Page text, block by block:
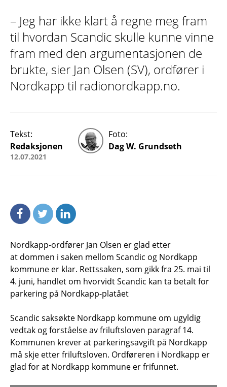
– Jeg har ikke klart å regne meg fram
til hvordan Scandic skulle kunne vinne
fram med den argumentasjonen de
brukte, sier Jan Olsen (SV), ordfører i
Nordkapp til radionordkapp.no.
Tekst:
Redaksjonen
Foto:
Dag W. Grundseth
12.07.2021
Nordkapp-ordfører Jan Olsen er glad etter
at dommen i saken mellom Scandic og Nordkapp
kommune er klar. Rettssaken, som gikk fra 25. mai til
4. juni, handlet om hvorvidt Scandic kan ta betalt for
parkering på Nordkapp-platået
Scandic saksøkte Nordkapp kommune om ugyldig
vedtak og forståelse av friluftsloven paragraf 14.
Kommunen krever at parkeringsavgift på Nordkapp
må skje etter friluftsloven. Ordføreren i Nordkapp er
glad for at Nordkapp kommune er frifunnet.